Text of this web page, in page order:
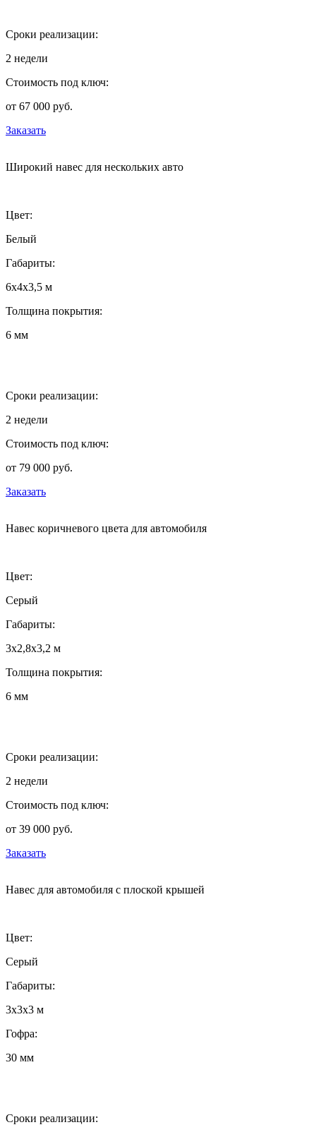
Сроки реализации:
2 недели
Стоимость под ключ:
от 67 000 руб.
Заказать
Широкий навес для нескольких авто
Цвет:
Белый
Габариты:
6х4х3,5 м
Толщина покрытия:
6 мм
Сроки реализации:
2 недели
Стоимость под ключ:
от 79 000 руб.
Заказать
Навес коричневого цвета для автомобиля
Цвет:
Серый
Габариты:
3х2,8х3,2 м
Толщина покрытия:
6 мм
Сроки реализации:
2 недели
Стоимость под ключ:
от 39 000 руб.
Заказать
Навес для автомобиля с плоской крышей
Цвет:
Серый
Габариты:
3х3х3 м
Гофра:
30 мм
Сроки реализации: